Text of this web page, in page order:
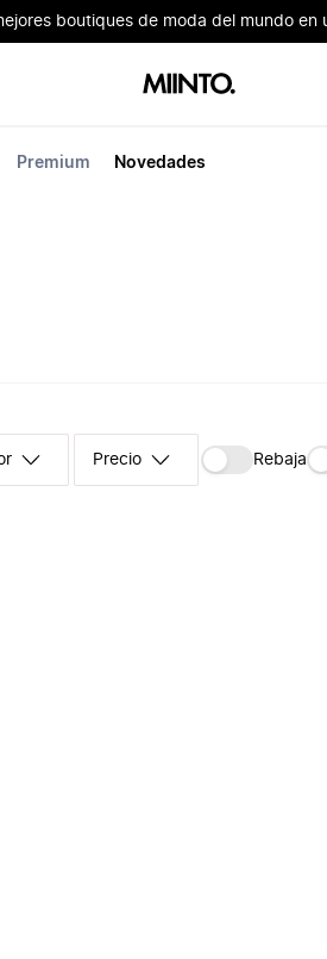
boutiques de moda del mundo en
Premium Novedades
Precio Rebaja